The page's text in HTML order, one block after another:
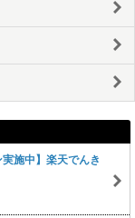
施中】楽天でんき